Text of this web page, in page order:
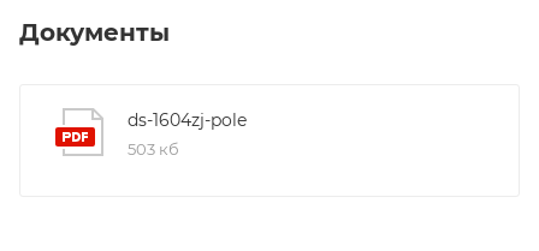
Документы
ds-1604zj-pole
503 кб